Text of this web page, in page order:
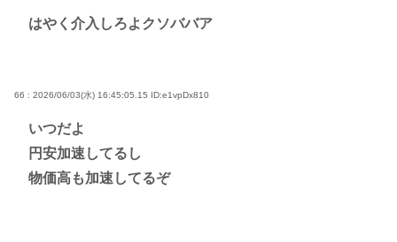
はやく介入しろよクソババア
66 : 2026/06/03(水) 16:45:05.15 ID:e1vpDx810
いつだよ
円安加速してるし
物価高も加速してるぞ